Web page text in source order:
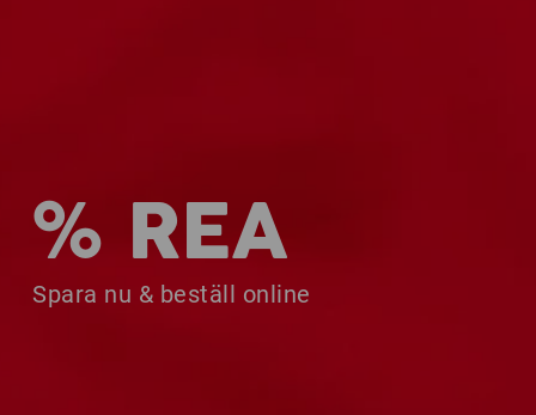
% REA
Spara nu & beställ online